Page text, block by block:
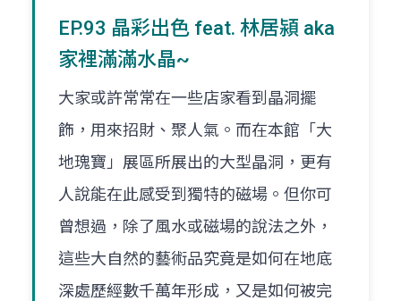
EP.93 晶彩出色 feat. 林居潁 aka
家裡滿滿水晶~
大家或許常常在一些店家看到晶洞擺
飾，用來招財、聚人氣。而在本館「大
地瑰寶」展區所展出的大型晶洞，更有
人說能在此感受到獨特的磁場。但你可
曾想過，除了風水或磁場的說法之外，
這些大自然的藝術品究竟是如何在地底
深處歷經數千萬年形成，又是如何被完